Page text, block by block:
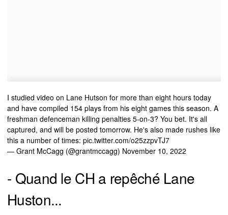
I studied video on Lane Hutson for more than eight hours today
and have compiled 154 plays from his eight games this season. A
freshman defenceman killing penalties 5-on-3? You bet. It's all
captured, and will be posted tomorrow. He's also made rushes like
this a number of times: pic.twitter.com/o25zzpvTJ7
— Grant McCagg (@grantmccagg) November 10, 2022
- Quand le CH a repêché Lane
Huston...